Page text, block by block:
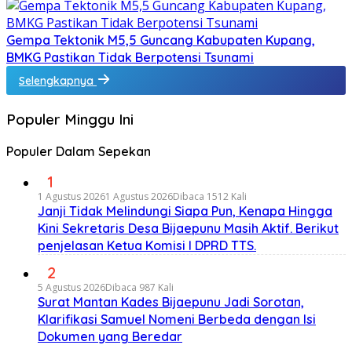
Gempa Tektonik M5,5 Guncang Kabupaten Kupang,
BMKG Pastikan Tidak Berpotensi Tsunami
Selengkapnya
Populer Minggu Ini
Populer Dalam Sepekan
1
1 Agustus 20261 Agustus 2026Dibaca 1512 Kali
Janji Tidak Melindungi Siapa Pun, Kenapa Hingga
Kini Sekretaris Desa Bijaepunu Masih Aktif. Berikut
penjelasan Ketua Komisi I DPRD TTS.
2
5 Agustus 2026Dibaca 987 Kali
Surat Mantan Kades Bijaepunu Jadi Sorotan,
Klarifikasi Samuel Nomeni Berbeda dengan Isi
Dokumen yang Beredar